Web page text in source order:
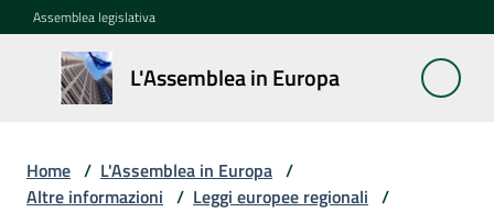
Vai al contenuto
Vai alla navigazione
Vai al footer
Assemblea legislativa
L'Assemblea in Europa
L'Assemblea
in Europa
Cos'è
Home / L'Assemblea in Europa /
Altre informazioni / Leggi europee regionali /